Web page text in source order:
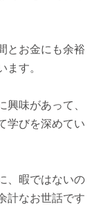
とお金にも余裕
ます。
興味があって、
学びを深めてい
、暇ではないの
計なお世話です